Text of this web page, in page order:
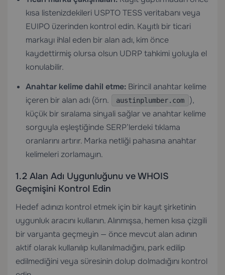
kısa listenizdekileri USPTO TESS veritabanı veya
EUIPO üzerinden kontrol edin. Kayıtlı bir ticari
markayı ihlal eden bir alan adı, kim önce
kaydettirmiş olursa olsun UDRP tahkimi yoluyla el
konulabilir.
Anahtar kelime dahil etme: Birincil anahtar kelime
içeren bir alan adı (örn.
austinplumber.com
),
küçük bir sıralama sinyali sağlar ve anahtar kelime
sorguyla eşleştiğinde SERP’lerdeki tıklama
oranlarını artırır. Marka netliği pahasına anahtar
kelimeleri zorlamayın.
1.2 Alan Adı Uygunluğunu ve WHOIS
Geçmişini Kontrol Edin
Hedef adınızı kontrol etmek için bir kayıt şirketinin
uygunluk aracını kullanın. Alınmışsa, hemen kısa çizgili
bir varyanta geçmeyin — önce mevcut alan adının
aktif olarak kullanılıp kullanılmadığını, park edilip
edilmediğini veya süresinin dolup dolmadığını kontrol